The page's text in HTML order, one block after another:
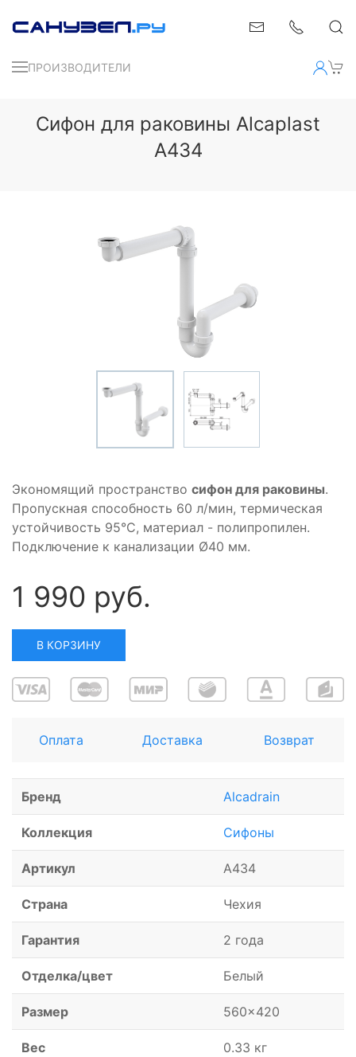
ПРОИЗВОДИТЕЛИ
Сифон для раковины Alcaplast
A434
Экономящий пространство сифон для раковины.
Пропускная способность 60 л/мин, термическая
устойчивость 95°C, материал - полипропилен.
Подключение к канализации Ø40 мм.
1 990 руб.
В КОРЗИНУ
Оплата Доставка Возврат
Бренд Alcadrain
Коллекция Сифоны
Артикул A434
Страна Чехия
Гарантия 2 года
Отделка/цвет Белый
Размер 560x420
Вес 0.33 кг